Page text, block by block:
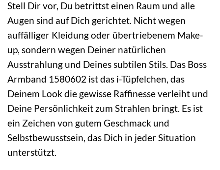
Stell Dir vor, Du betrittst einen Raum und alle
Augen sind auf Dich gerichtet. Nicht wegen
auffälliger Kleidung oder übertriebenem Make-
up, sondern wegen Deiner natürlichen
Ausstrahlung und Deines subtilen Stils. Das Boss
Armband 1580602 ist das i-Tüpfelchen, das
Deinem Look die gewisse Raffinesse verleiht und
Deine Persönlichkeit zum Strahlen bringt. Es ist
ein Zeichen von gutem Geschmack und
Selbstbewusstsein, das Dich in jeder Situation
unterstützt.